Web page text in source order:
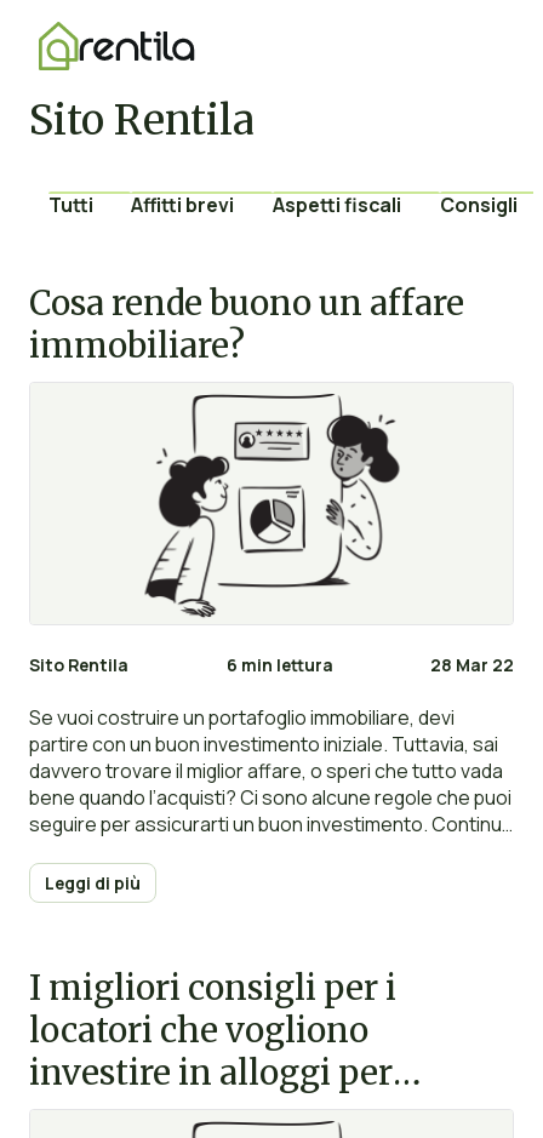
Sito Rentila
Tutti Affitti brevi Aspetti fiscali Consigli
Cosa rende buono un affare
immobiliare?
Sito Rentila 6 min lettura 28 Mar 22
Se vuoi costruire un portafoglio immobiliare, devi
partire con un buon investimento iniziale. Tuttavia, sai
davvero trovare il miglior affare, o speri che tutto vada
bene quando l’acquisti? Ci sono alcune regole che puoi
seguire per assicurarti un buon investimento. Continua
Leggi di più
I migliori consigli per i
locatori che vogliono
investire in alloggi per
studenti